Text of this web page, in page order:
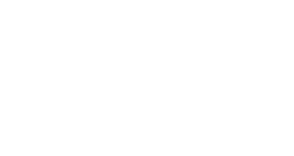
руководства, рецептуры,
аналлиз производства